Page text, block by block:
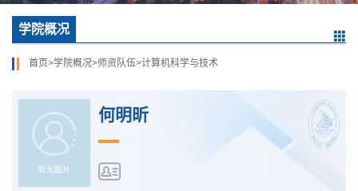
学院概况
首页>学院概况>师资队伍>计算机科学与技术
何明昕